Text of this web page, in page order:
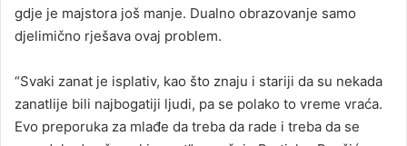
gdje je majstora još manje. Dualno obrazovanje samo
djelimično rješava ovaj problem.
“Svaki zanat je isplativ, kao što znaju i stariji da su nekada
zanatlije bili najbogatiji ljudi, pa se polako to vreme vraća.
Evo preporuka za mlađe da treba da rade i treba da se